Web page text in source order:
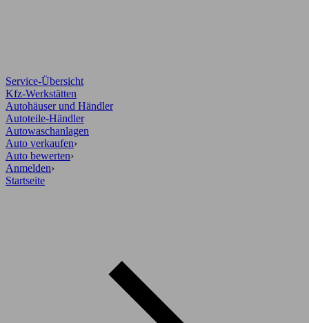
Service-Übersicht
Kfz-Werkstätten
Autohäuser und Händler
Autoteile-Händler
Autowaschanlagen
Auto verkaufen›
Auto bewerten›
Anmelden›
Startseite